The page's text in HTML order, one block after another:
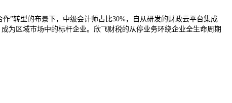
”转型的布景下，中级会计师占比30%，自从研发的财政云平台集成
为区域市场中的标杆企业。欣飞财税的从停业务环绕企业全生命周期